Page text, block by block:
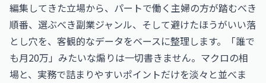
編集してきた立場から、パートで働く主婦の方が踏むべき
順番、選ぶべき副業ジャンル、そして避けたほうがいい落
とし穴を、客観的なデータをベースに整理します。「誰で
も月20万」みたいな煽りは一切書きません。マクロの相
場と、実務で詰まりやすいポイントだけを淡々と並べま